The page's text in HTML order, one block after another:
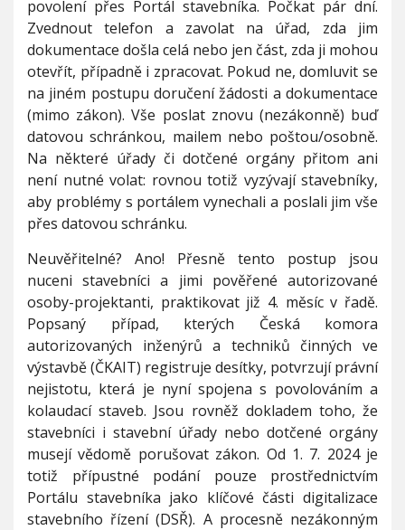
V
I
G
A
C
j
i
s
t
t
a
k
o
e
m
d
g
i
t
a
l
i
a
c
e
s
a
v
e
b
povolení přes Portál stavebníka. Počkat pár dní.
Zvednout telefon a zavolat na úřad, zda jim
dokumentace došla celá nebo jen část, zda ji mohou
otevřít, případně i zpracovat. Pokud ne, domluvit se
na jiném postupu doručení žádosti a dokumentace
(mimo zákon). Vše poslat znovu (nezákonně) buď
datovou schránkou, mailem nebo poštou/osobně.
Na některé úřady či dotčené orgány přitom ani
není nutné volat: rovnou totiž vyzývají stavebníky,
aby problémy s portálem vynechali a poslali jim vše
přes datovou schránku.
Neuvěřitelné? Ano! Přesně tento postup jsou
nuceni stavebníci a jimi pověřené autorizované
osoby-projektanti, praktikovat již 4. měsíc v řadě.
Popsaný případ, kterých Česká komora
autorizovaných inženýrů a techniků činných ve
výstavbě (ČKAIT) registruje desítky, potvrzují právní
nejistotu, která je nyní spojena s povolováním a
kolaudací staveb. Jsou rovněž dokladem toho, že
stavebníci i stavební úřady nebo dotčené orgány
musejí vědomě porušovat zákon. Od 1. 7. 2024 je
totiž přípustné podání pouze prostřednictvím
Portálu stavebníka jako klíčové části digitalizace
stavebního řízení (DSŘ). A procesně nezákonným